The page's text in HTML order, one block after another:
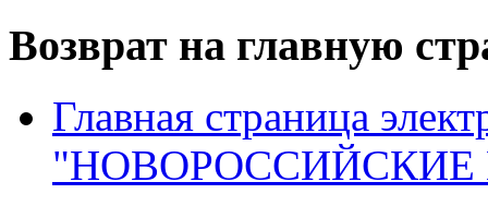
Возврат на главную
Главная страница
"НОВОРОССИЙСКИЕ